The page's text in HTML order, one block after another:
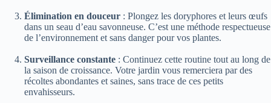
Élimination en douceur : Plongez les doryphores et leurs œufs
dans un seau d’eau savonneuse. C’est une méthode respectueuse
de l’environnement et sans danger pour vos plantes.
Surveillance constante : Continuez cette routine tout au long de
la saison de croissance. Votre jardin vous remerciera par des
récoltes abondantes et saines, sans trace de ces petits
envahisseurs.